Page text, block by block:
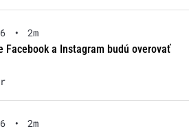
•
2m
Facebook a Instagram budú overovať
•
2m